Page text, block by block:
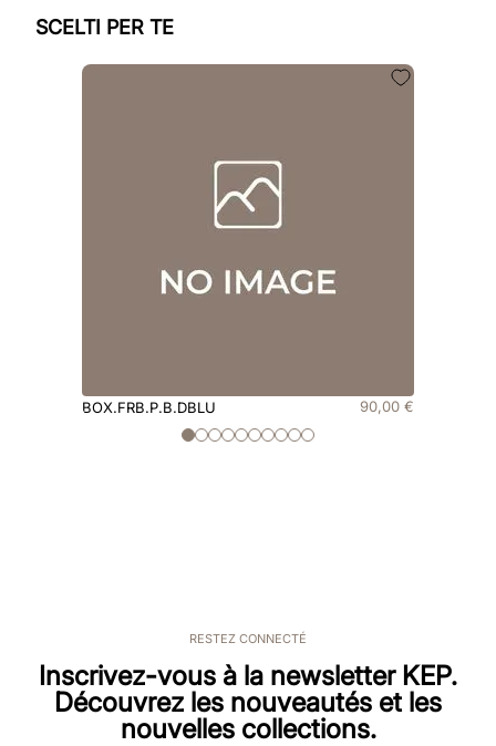
SCELTI PER TE
BOX.FRB.P.B.DBLU 90,00 €
RESTEZ CONNECTÉ
Inscrivez-vous à la newsletter KEP.
Découvrez les nouveautés et les
nouvelles collections.